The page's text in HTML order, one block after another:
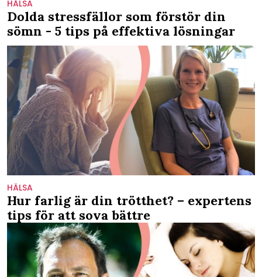
HÄLSA
Dolda stressfällor som förstör din
sömn - 5 tips på effektiva lösningar
HÄLSA
Hur farlig är din trötthet? – expertens
tips för att sova bättre